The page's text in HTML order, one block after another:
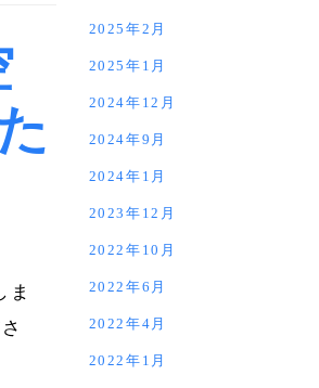
ま
2025年2月
2025年1月
2024年12月
2024年9月
2024年1月
2023年12月
2022年10月
2022年6月
2022年4月
2022年1月